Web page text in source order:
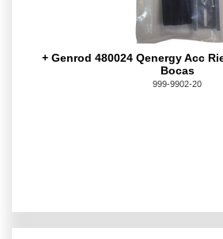
+ Genrod 480024 Qenergy Acc
Bocas
999-9902-20